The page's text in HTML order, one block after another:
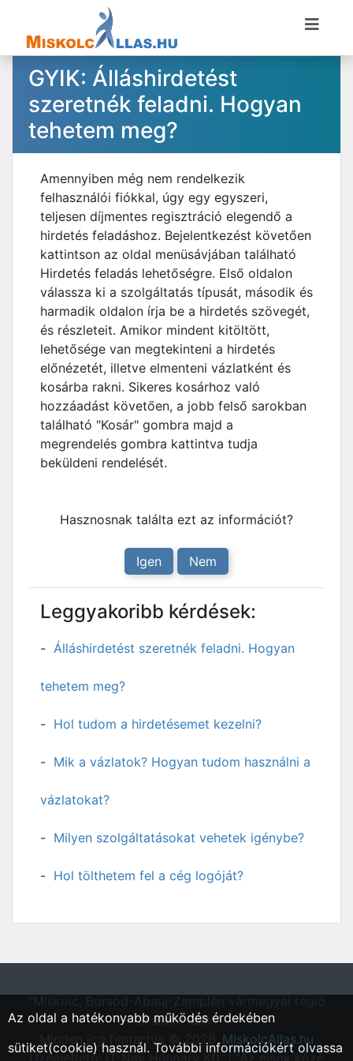
GYIK: Álláshirdetést
szeretnék feladni. Hogyan
tehetem meg?
Amennyiben még nem rendelkezik
felhasználói fiókkal, úgy egy egyszeri,
teljesen díjmentes regisztráció elegendő a
hirdetés feladáshoz. Bejelentkezést követően
kattintson az oldal menüsávjában található
Hirdetés feladás lehetőségre. Első oldalon
válassza ki a szolgáltatás típusát, második és
harmadik oldalon írja be a hirdetés szövegét,
és részleteit. Amikor mindent kitöltött,
lehetősége van megtekinteni a hirdetés
előnézetét, illetve elmenteni vázlatként és
kosárba rakni. Sikeres kosárhoz való
hozzáadást követően, a jobb felső sarokban
található "Kosár" gombra majd a
megrendelés gombra kattintva tudja
beküldeni rendelését.
Hasznosnak találta ezt az információt?
Igen Nem
Leggyakoribb kérdések:
Álláshirdetést szeretnék feladni. Hogyan
tehetem meg?
Hol tudom a hirdetésemet kezelni?
Mik a vázlatok? Hogyan tudom használni a
vázlatokat?
Milyen szolgáltatásokat vehetek igénybe?
Hol tölthetem fel a cég logóját?
állásportálja"
Minden jog fentartva © 2026.MiskolcAllas.hu
Üzemeltető: IT-Nav Hungary Kft. | "Az elsők közé
Az oldal a hatékonyabb működés érdekében
sütiket(cookie) használ. További információkért olvassa